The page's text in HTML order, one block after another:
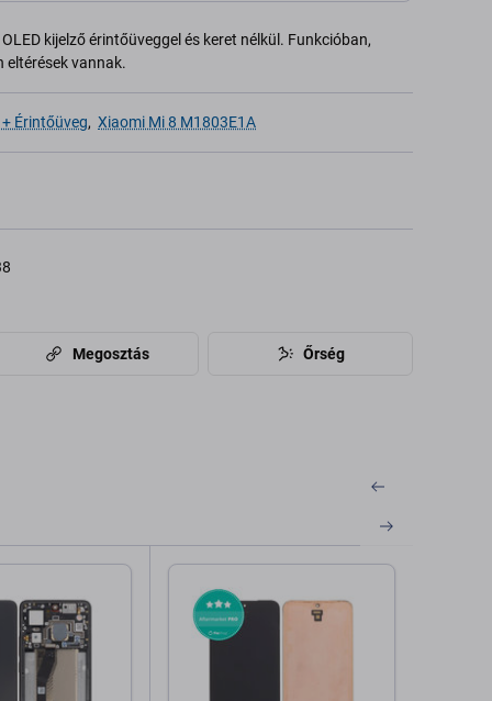
kijelző érintőüveggel és keret nélkül. Funkcióban,
eltérések vannak.
+ Érintőüveg, Xiaomi Mi 8 M1803E1A
Megosztás Őrség